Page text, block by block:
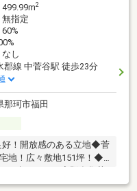
499.99m2
無指定
60%
なし
郡線 中菅谷駅 徒歩23分
那珂市福田
！開放感のある立地◆菅
地！広々敷地151坪！◆
出身又は、10年以上お住